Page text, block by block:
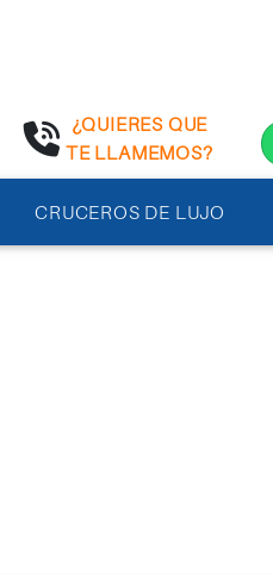
¿QUIERES QUE
TE LLAMEMOS?
CRUCEROS DE LUJO